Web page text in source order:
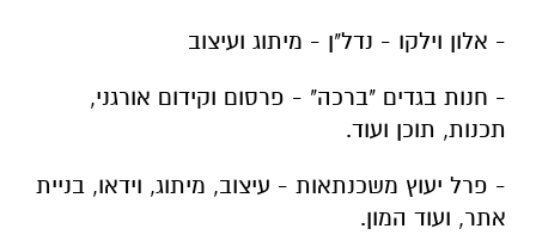
- אלון וילקו - נדל"ן - מיתוג ועיצוב
- חנות בגדים "ברכה" - פרסום וקידום אורגני,
תכנות, תוכן ועוד.
- פרל יעוץ משכנתאות - עיצוב, מיתוג, וידאו, בניית
אתר, ועוד המון.